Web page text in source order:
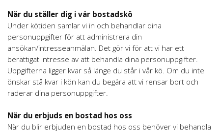
När du ställer dig i vår bostadskö
Under kötiden samlar vi in och behandlar dina
personuppgifter för att administrera din
ansökan/intresseanmälan. Det gör vi för att vi har ett
berättigat intresse av att behandla dina personuppgifter.
Uppgifterna ligger kvar så länge du står i vår kö. Om du inte
önskar stå kvar i kön kan du begära att vi rensar bort och
raderar dina personuppgifter.
När du erbjuds en bostad hos oss
När du blir erbjuden en bostad hos oss behöver vi behandla